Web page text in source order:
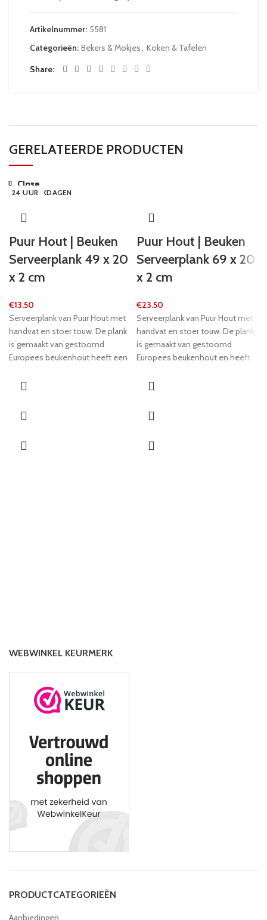
Artikelnummer: 5581
Categorieën: Bekers & Mokjes
Koken & Tafelen
Share
GERELATEERDE PRODUCTEN
24 UUR
Close
Puur Hout | Beuken
Serveerplank 49 x 20
x 2 cm
€13.50
Serveerplank van Puur Hout met
handvat en stoer touw. De plank
is gemaakt van gestoomd
Europees beukenhout heeft een
breedte 20 cm.
5-8 WERKDAGEN
Close
Puur Hout | Beuken
Serveerplank 69 x 20
x 2 cm
€23.50
Serveerplank van Puur Hout met
handvat en stoer touw. De plank
is gemaakt van gestoomd
Europees beukenhout en heeft
breedte 20 cm.
24 UUR
Close
5-8 WERKDAGEN
Close
5-8 WERKDAGEN
Close
5-8 WERKDAGEN
Close
5-8 WERKDAGEN
Close
24 UUR
Close
WEBWINKEL KEURMERK
PRODUCTCATEGORIEËN
Aanbiedingen